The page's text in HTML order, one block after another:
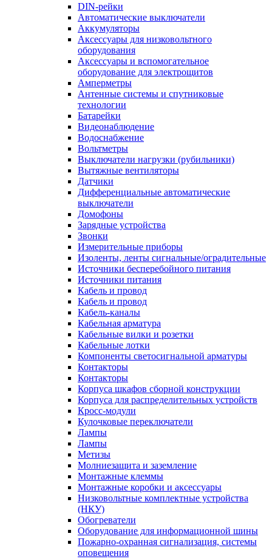
DIN-рейки
Автоматические выключатели
Аккумуляторы
Аксессуары для низковольтного
оборудования
Аксессуары и вспомогательное
оборудование для электрощитов
Амперметры
Антенные системы и спутниковые
технологии
Батарейки
Видеонаблюдение
Водоснабжение
Вольтметры
Выключатели нагрузки (рубильники)
Вытяжные вентиляторы
Датчики
Дифференциальные автоматические
выключатели
Домофоны
Зарядные устройства
Звонки
Измерительные приборы
Изоленты, ленты сигнальные/оградительные
Источники бесперебойного питания
Источники питания
Кабель и провод
Кабель и провод
Кабель-каналы
Кабельная арматура
Кабельные вилки и розетки
Кабельные лотки
Компоненты светосигнальной арматуры
Контакторы
Контакторы
Корпуса шкафов сборной конструкции
Корпуса для распределительных устройств
Кросс-модули
Кулочковые переключатели
Лампы
Лампы
Метизы
Молниезащита и заземление
Монтажные клеммы
Монтажные коробки и аксессуары
Низковольтные комплектные устройства
(НКУ)
Обогреватели
Оборудование для информационной шины
Пожарно-охранная сигнализация, системы
оповещения